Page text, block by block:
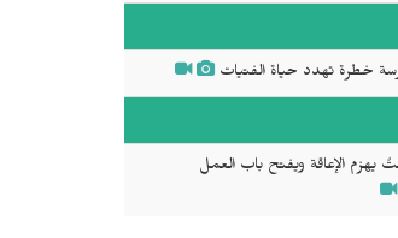
خطرة تهدد حياة الفتيات
الإعاقة ويفتح باب العمل